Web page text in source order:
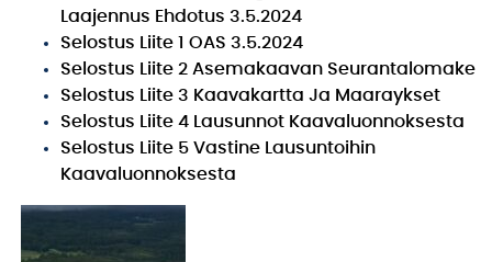
Laajennus Ehdotus 3.5.2024
Selostus Liite 1 OAS 3.5.2024
Selostus Liite 2 Asemakaavan Seurantalomake
Selostus Liite 3 Kaavakartta Ja Maaraykset
Selostus Liite 4 Lausunnot Kaavaluonnoksesta
Selostus Liite 5 Vastine Lausuntoihin
Kaavaluonnoksesta